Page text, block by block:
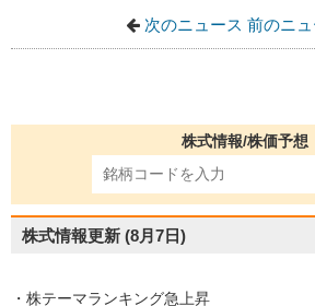
次のニュース 前のニュ
株式情報/株価予想
株式情報更新 (8月7日)
・株テーマランキング急上昇